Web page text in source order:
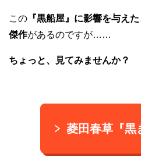
この 『黒船屋』に影響を与え
傑作があるのですが……
ちょっと、見てみませんか？
菱田春草『黒